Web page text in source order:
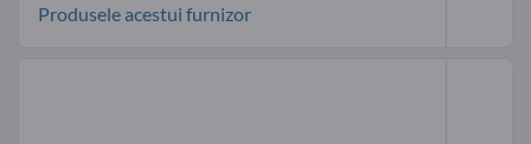
Produsele acestui furnizor